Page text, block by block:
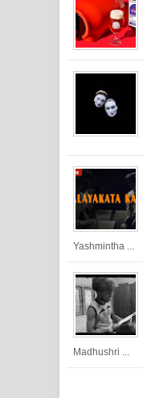
Yashmintha ...
Madhushri ...